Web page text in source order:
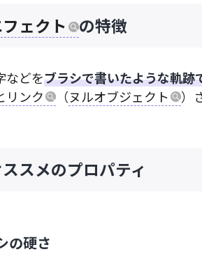
ェクト の特徴
などをブラシで書いたような軌跡
リンク
（ヌルオブジェクト ）
スメのプロパティ
の硬さ